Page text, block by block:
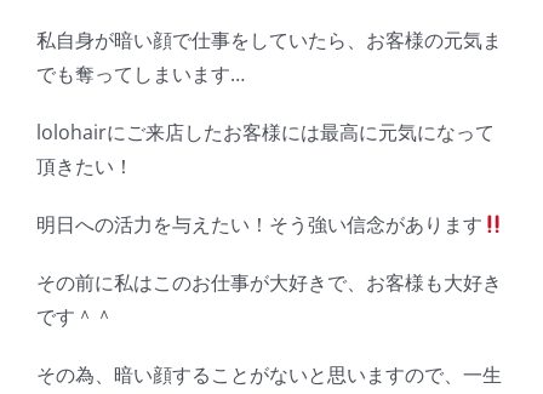
私自身が暗い顔で仕事をしていたら、お客様の元気ま
でも奪ってしまいます…
lolohairにご来店したお客様には最高に元気になって
頂きたい！
明日への活力を与えたい！そう強い信念があります
その前に私はこのお仕事が大好きで、お客様も大好き
です＾＾
その為、暗い顔することがないと思いますので、一生